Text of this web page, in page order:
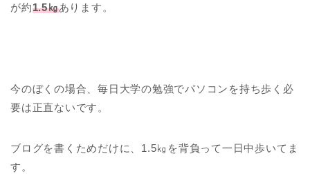
が約1.5㎏あります。
今のぼくの場合、毎日大学の勉強でパソコンを持ち歩く必
要は正直ないです。
ブログを書くためだけに、1.5㎏を背負って一日中歩いてま
す。